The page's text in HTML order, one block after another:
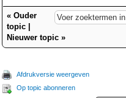
« Ouder
topic
Nieuwer topic »
Afdrukversie weergeven
Op topic abonneren